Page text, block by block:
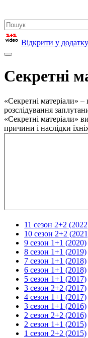
Відкрити у додатку
Секретні
«Секретні матеріали»
розслідування
«Секретні матеріали»
причини і наслідки
11 сезон 2+2
10 сезон 2+2
9 сезон 1+1 (2020)
8 сезон 1+1 (2019)
7 сезон 1+1 (2018)
6 сезон 1+1 (2018)
5 сезон 1+1 (2017)
3 сезон 2+2 (2017)
4 сезон 1+1 (2017)
3 сезон 1+1 (2016)
2 сезон 2+2 (2016)
2 сезон 1+1 (2015)
1 сезон 2+2 (2015)